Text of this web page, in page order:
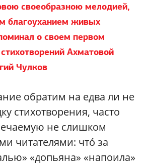
своеобразною мелодией,
благоуханием живых
о своем первом
Ахматовой
Чулков
обратим на едва ли не
стихотворения, часто
не слишком
читателями: чтó за
«допьяна» «напоила»